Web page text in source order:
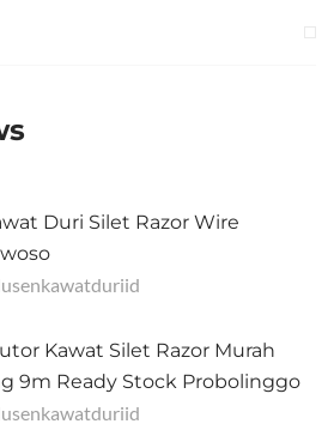
Duri Silet Razor Wire
Kawat Silet Razor Murah
9m Ready Stock Probolinggo